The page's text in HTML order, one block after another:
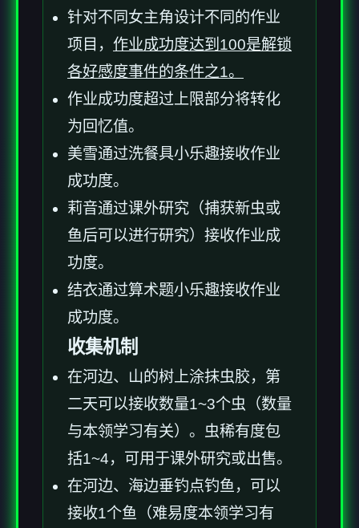
针对不同女主角设计不同的作业
项目， 作业成功度达到100是解锁
各好感度事件的条件之1。
作业成功度超过上限部分将转化
为回忆值。
美雪通过洗餐具小乐趣接收作业
成功度。
莉音通过课外研究（捕获新虫或
鱼后可以进行研究）接收作业成
功度。
结衣通过算术题小乐趣接收作业
成功度。
收集机制
在河边、山的树上涂抹虫胶，第
二天可以接收数量1~3个虫（数量
与本领学习有关）。虫稀有度包
括1~4，可用于课外研究或出售。
在河边、海边垂钓点钓鱼，可以
接收1个鱼（难易度本领学习有